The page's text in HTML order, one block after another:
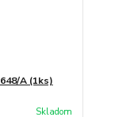
A (1ks)
Skladom